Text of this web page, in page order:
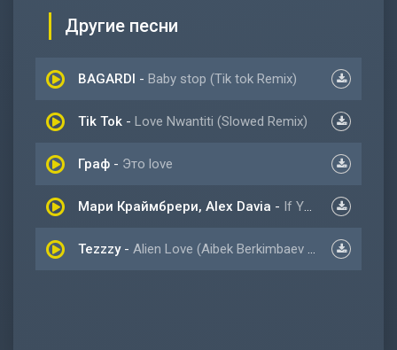
Другие песни
BAGARDI - Baby stop (Tik tok Remix)
Tik Tok - Love Nwantiti (Slowed Remix)
Граф - Это love
Мари Краймбрери, Alex Davia - If You Love Me
Tezzzy- Alien Love (Aibek Berkimbaev Remix)